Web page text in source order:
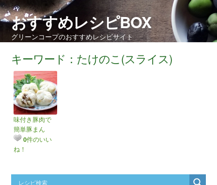
おすすめレシピBOX
グリーンコープのおすすめレシピサイト
キーワード：たけのこ(スライス)
味付き豚肉で
簡単豚まん
0件のいい
ね！